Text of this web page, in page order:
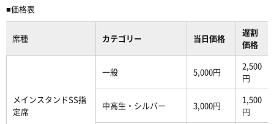
■価格表
席種 カテゴリー 当日価格
遅割
価格
メインスタンドSS指
定席
一般 5,000円
2,500
円
中高生・シルバー 3,000円
1,500
円